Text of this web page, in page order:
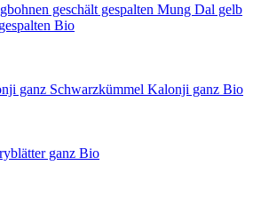
Mung Dal gelb
Bio
Schwarzkümmel Kalonji ganz Bio
ganz Bio